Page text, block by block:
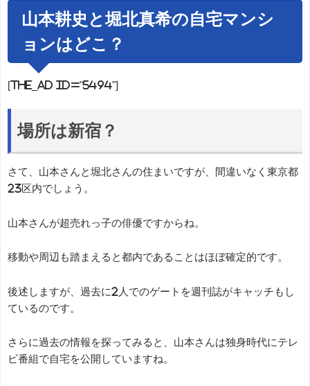
山本耕史と堀北真希の自宅マンシ
ョンはどこ？
[the_ad id="5494"]
場所は新宿？
さて、山本さんと堀北さんの住まいですが、間違いなく東京都
23区内でしょう。
山本さんが超売れっ子の俳優ですからね。
移動や周辺も踏まえると都内であることはほぼ確定的です。
後述しますが、過去に2人でのゲートを週刊誌がキャッチもし
ているのです。
さらに過去の情報を探ってみると、山本さんは独身時代にテレ
ビ番組で自宅を公開していますね。